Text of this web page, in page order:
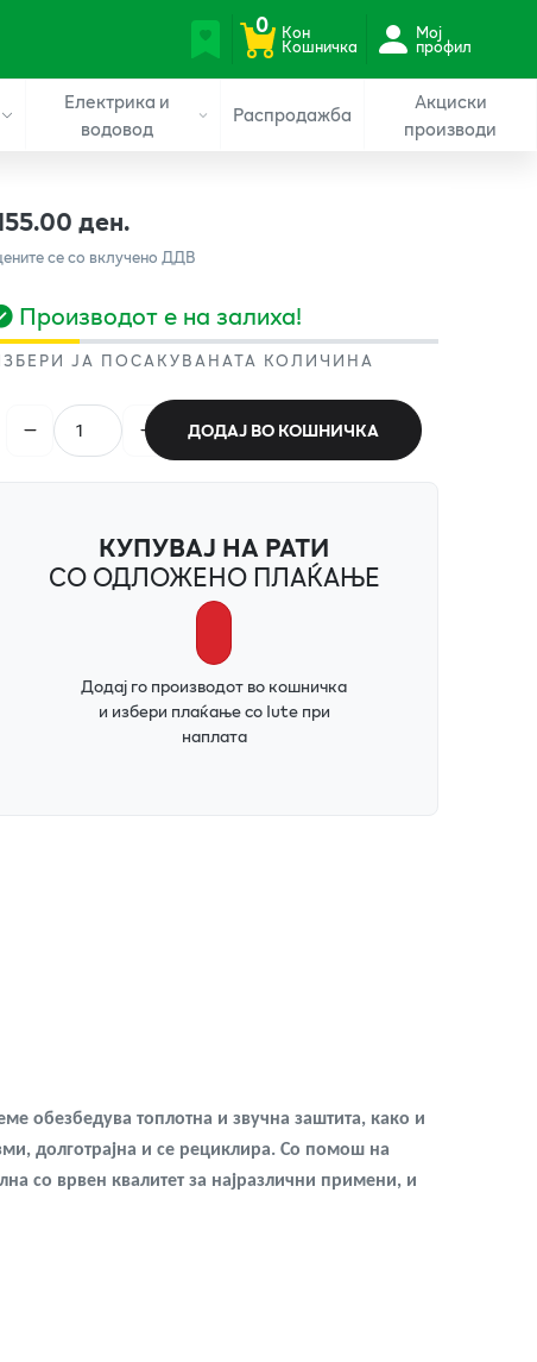
0 Кон
Кошничка
Мој
профил
Електрика и
водовод
Распродажба
Акциски
производи
ден.
се со вклучено ДДВ
Производот е на залиха!
ЈА ПОСАКУВАНАТА КОЛИЧИНА
ДОДАЈ ВО КОШНИЧКА
КУПУВАЈ НА РАТИ
СО ОДЛОЖЕНО ПЛАЌАЊЕ
Додај го производот во кошничка
и избери плаќање со Iute при
наплата
обезбедува топлотна и звучна заштита, како и
долготрајна и се рециклира. Со помош на
со врвен квалитет за најразлични примени, и